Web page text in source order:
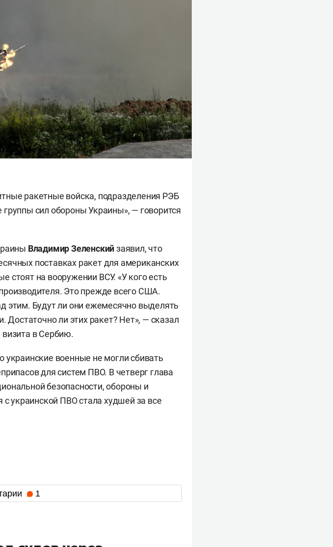
ракетные войска, подразделения РЭБ
сил обороны Украины», — говорится
Владимир Зеленскийзаявил, что
поставках ракет для американских
стоят на вооружении ВСУ. «У кого есть
Это прежде всего США.
этим. Будут ли они ежемесячно выделять
Достаточно ли этих ракет? Нет», — сказал
визита в Сербию.
украинские военные не могли сбивать
для систем ПВО. В четверг глава
безопасности, обороны и
с украинской ПВО стала худшей за все
1